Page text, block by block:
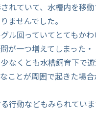
れていて、水槽内を移
ませんでした。
ル回っていてとてもかわ
が一つ増えてしまった・
なくとも水槽飼育下で遊
ことが周囲で起きた場
行動などもみられていま